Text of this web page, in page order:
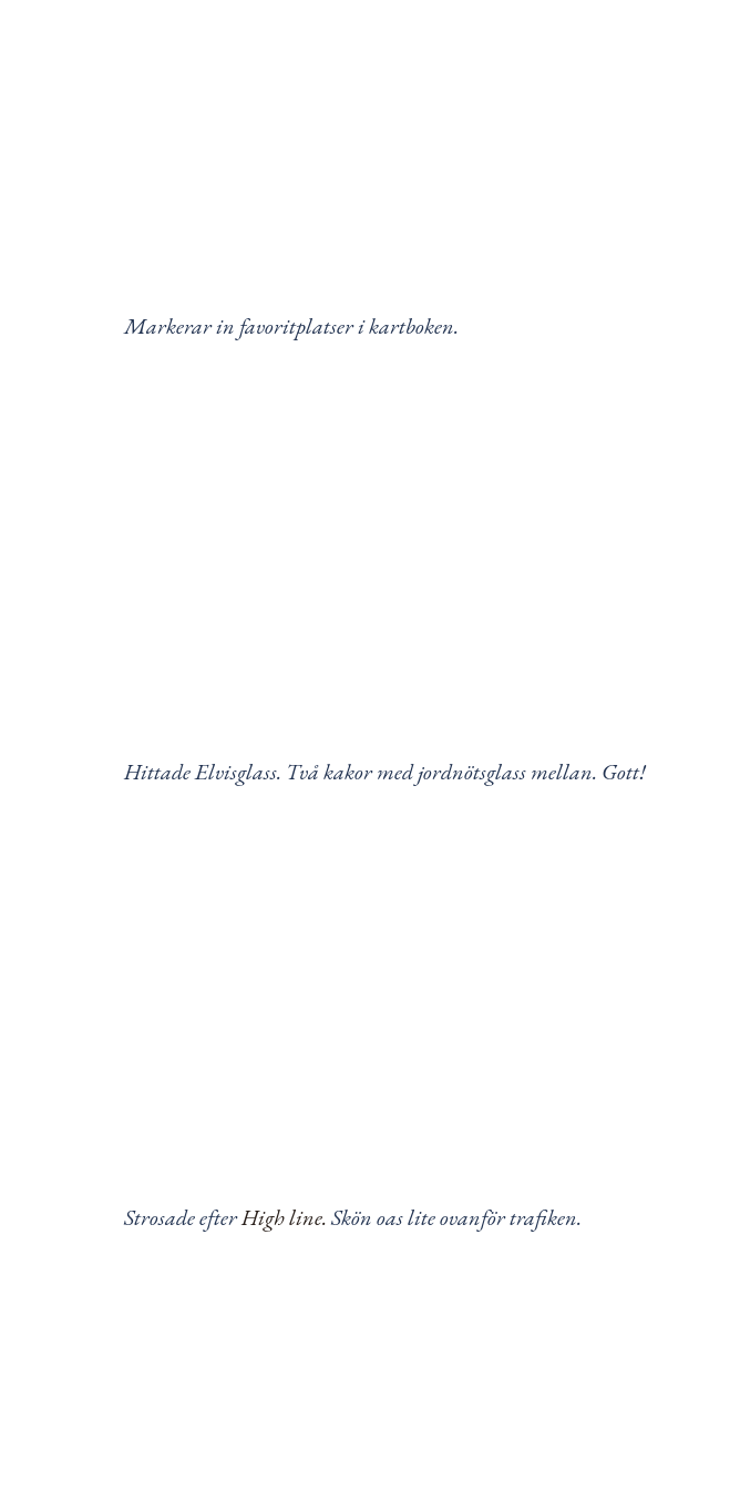
Markerar in favoritplatser i kartboken.
Hittade Elvisglass. Två kakor med jordnötsglass mellan. Gott!
Strosade efterHigh line.Skön oas lite ovanför trafiken.